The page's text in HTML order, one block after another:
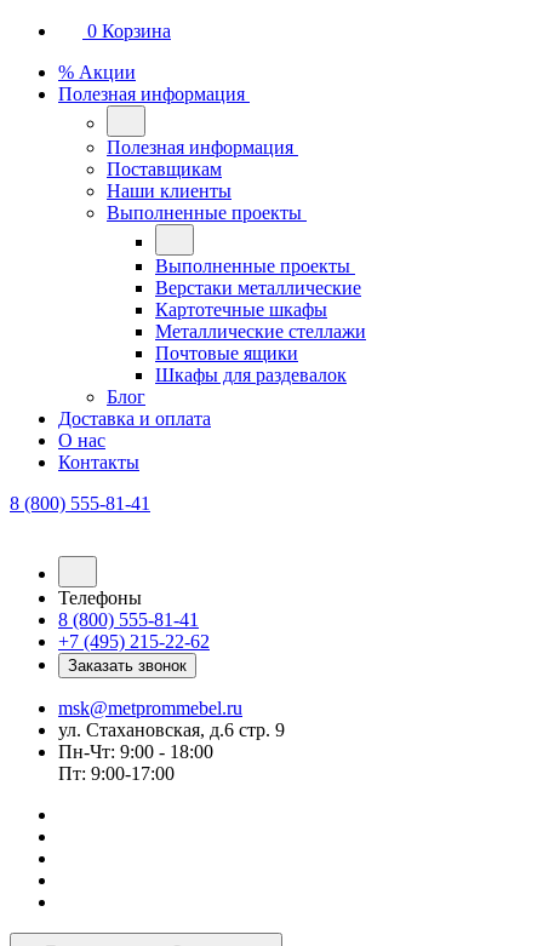
0 Корзина
% Акции
Полезная информация
Полезная информация
Поставщикам
Наши клиенты
Выполненные проекты
Выполненные проекты
Верстаки металлические
Картотечные шкафы
Металлические стеллажи
Почтовые ящики
Шкафы для раздевалок
Блог
Доставка и оплата
О нас
Контакты
8 (800) 555-81-41
Телефоны
8 (800) 555-81-41
+7 (495) 215-22-62
Заказать звонок
msk@metprommebel.ru
ул. Стахановская, д.6 стр. 9
Пн-Чт: 9:00 - 18:00
Пт: 9:00-17:00